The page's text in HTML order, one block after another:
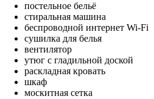
постельное бельё
стиральная машина
беспроводной интернет Wi-Fi
сушилка для белья
вентилятор
утюг с гладильной доской
раскладная кровать
шкаф
москитная сетка